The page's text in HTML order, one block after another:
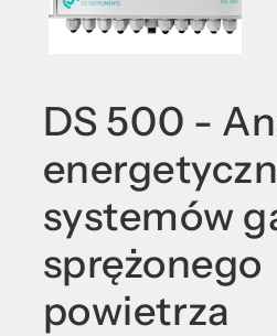
DS 500 -
systemów
sprężonego
powietrza